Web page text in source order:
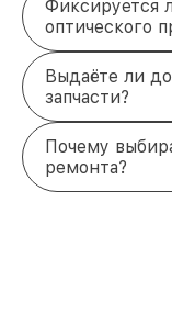
Фиксируется
оптического
Выдаёте ли
запчасти?
Почему
ремонта?